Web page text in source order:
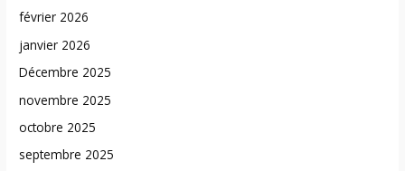
février 2026
janvier 2026
Décembre 2025
novembre 2025
octobre 2025
septembre 2025